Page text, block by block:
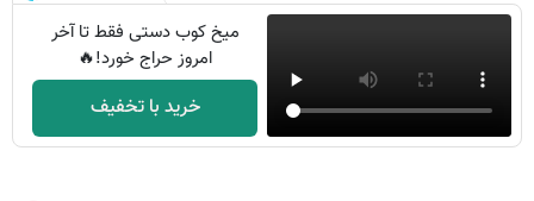
میخ کوب دستی فقط تا آخر
امروز حراج خورد!🔥
خرید با تخفیف